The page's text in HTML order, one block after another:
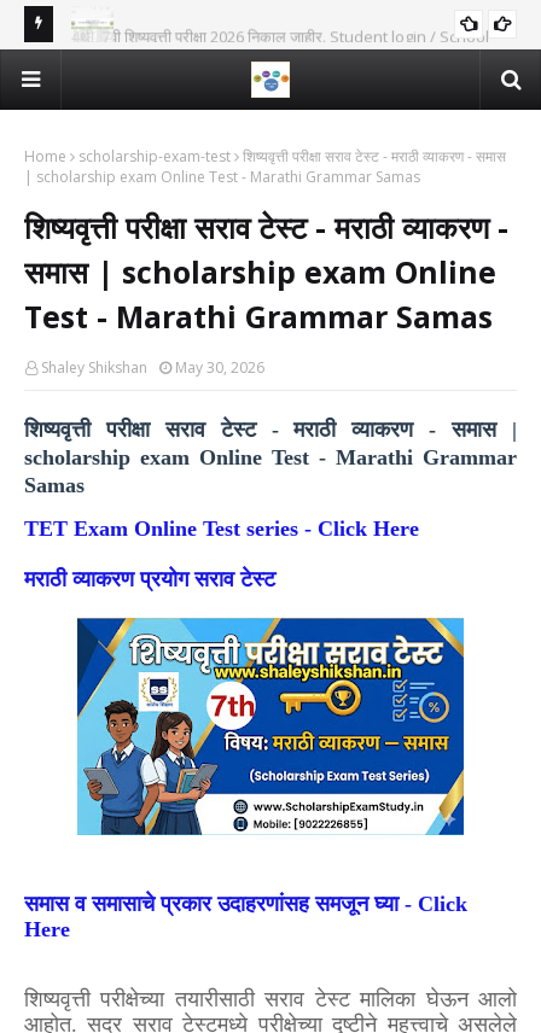
4थी, 7वी शिष्यवृत्ती परीक्षा 2026 निकाल जाहीर. Student login / School
Login ने चेक करा निकाल. | 5th, 8th Scholarship Exam Result
RESULT
शिष्यवृत्ती परीक्षा 2026 गुणवत्ता यादी 5वी व 8वी | राज्य | जिल्हा | तालुका स्तरीय
याद्या Scholarship exam merit list 5th and 8th 2026
SCHOLARSHIP-EXAM-MERIT-LIST
Home scholarship-exam-test शिष्यवृत्ती परीक्षा सराव टेस्ट - मराठी व्याकरण - समास
| scholarship exam Online Test - Marathi Grammar Samas
शिष्यवृत्ती परीक्षा सराव टेस्ट - मराठी व्याकरण -
समास | scholarship exam Online
Test - Marathi Grammar Samas
Shaley Shikshan May 30, 2026
शिष्यवृत्ती परीक्षा सराव टेस्ट - मराठी व्याकरण - समास |
scholarship exam Online Test - Marathi Grammar
Samas
TET Exam Online Test series - Click Here
मराठी व्याकरण प्रयोग सराव‌ टेस्ट
समास व‌ समासाचे प्रकार उदाहरणांसह समजून घ्या - Click
Here
शिष्यवृत्ती परीक्षेच्या तयारीसाठी सराव टेस्ट मालिका घेऊन आलो
आहोत. सदर सराव टेस्टमध्ये परीक्षेच्या दृष्टीने महत्त्वाचे असलेले